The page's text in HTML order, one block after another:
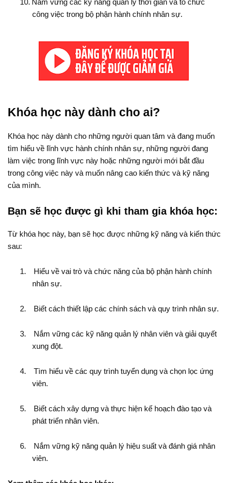
công việc trong bộ phận hành chính nhân sự.
Khóa học này dành cho ai?
Khóa học này dành cho những người quan tâm và đang muốn
tìm hiểu về lĩnh vực hành chính nhân sự, những người đang
làm việc trong lĩnh vực này hoặc những người mới bắt đầu
trong công việc này và muốn nâng cao kiến thức và kỹ năng
của mình.
Bạn sẽ học được gì khi tham gia khóa học:
Từ khóa học này, bạn sẽ học được những kỹ năng và kiến thức
sau:
1.
Hiểu về vai trò và chức năng của bộ phận hành chính
nhân sự.
2. Biết cách thiết lập các chính sách và quy trình nhân sự.
3.
Nắm vững các kỹ năng quản lý nhân viên và giải quyết
xung đột.
4.
Tìm hiểu về các quy trình tuyển dụng và chọn lọc ứng
viên.
5.
Biết cách xây dựng và thực hiện kế hoạch đào tạo và
phát triển nhân viên.
6.
Nắm vững kỹ năng quản lý hiệu suất và đánh giá nhân
viên.